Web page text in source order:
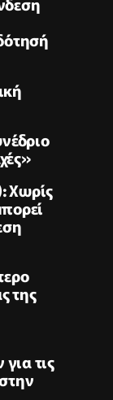
Χωρίς
της
τις